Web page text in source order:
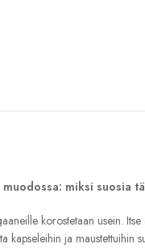
miksi suosia
korostetaan usein.
kapseleihin ja